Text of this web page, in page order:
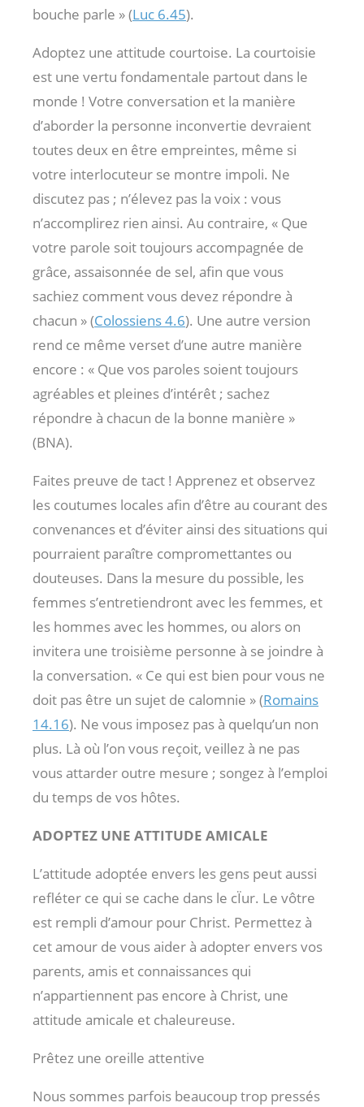
bouche parle » (Luc 6.45).
Adoptez une attitude courtoise. La courtoisie
est une vertu fondamentale partout dans le
monde ! Votre conversation et la manière
d’aborder la personne inconvertie devraient
toutes deux en être empreintes, même si
votre interlocuteur se montre impoli. Ne
discutez pas ; n’élevez pas la voix : vous
n’accomplirez rien ainsi. Au contraire, « Que
votre parole soit toujours accompagnée de
grâce, assaisonnée de sel, afin que vous
sachiez comment vous devez répondre à
chacun » (Colossiens 4.6). Une autre version
rend ce même verset d’une autre manière
encore : « Que vos paroles soient toujours
agréables et pleines d’intérêt ; sachez
répondre à chacun de la bonne manière »
(BNA).
Faites preuve de tact ! Apprenez et observez
les coutumes locales afin d’être au courant des
convenances et d’éviter ainsi des situations qui
pourraient paraître compromettantes ou
douteuses. Dans la mesure du possible, les
femmes s’entretiendront avec les femmes, et
les hommes avec les hommes, ou alors on
invitera une troisième personne à se joindre à
la conversation. « Ce qui est bien pour vous ne
doit pas être un sujet de calomnie » (Romains
14.16). Ne vous imposez pas à quelqu’un non
plus. Là où l’on vous reçoit, veillez à ne pas
vous attarder outre mesure ; songez à l’emploi
du temps de vos hôtes.
ADOPTEZ UNE ATTITUDE AMICALE
L’attitude adoptée envers les gens peut aussi
refléter ce qui se cache dans le cÏur. Le vôtre
est rempli d’amour pour Christ. Permettez à
cet amour de vous aider à adopter envers vos
parents, amis et connaissances qui
n’appartiennent pas encore à Christ, une
attitude amicale et chaleureuse.
Prêtez une oreille attentive
Nous sommes parfois beaucoup trop pressés